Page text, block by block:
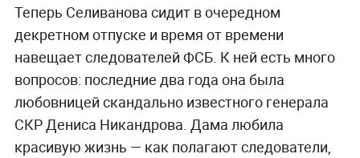
Теперь Селиванова сидит в очередном
декретном отпуске и время от времени
навещает следователей ФСБ. К ней есть много
вопросов: последние два года она была
любовницей скандально известного генерала
СКР Дениса Никандрова. Дама любила
красивую жизнь — как полагают следователи,